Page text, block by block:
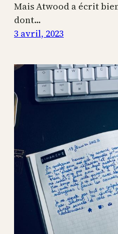
Mais Atwood a écrit
dont…
3 avril, 2023